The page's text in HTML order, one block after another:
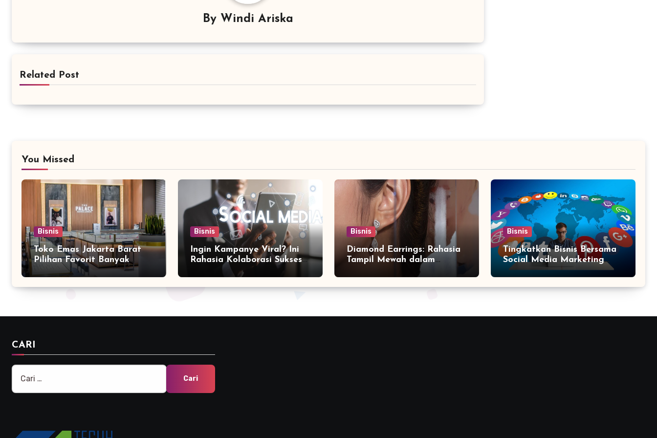
By Windi Ariska
Related Post
You Missed
Bisnis
Toko Emas Jakarta Barat
Pilihan Favorit Banyak
Bisnis
Ingin Kampanye Viral? Ini
Rahasia Kolaborasi Sukses
Bersama Social Media
Marketing Agency
Bisnis
Diamond Earrings: Rahasia
Tampil Mewah dalam
Sekejap yang Jarang
Diketahui
Bisnis
Tingkatkan Bisnis Bersama
Social Media Marketing
Agency
CARI
Cari
untuk: